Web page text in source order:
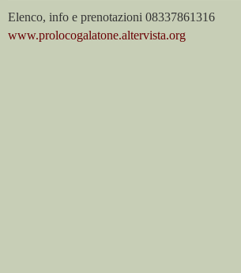
Elenco, info e prenotazioni 08337861316
www.prolocogalatone.altervista.org